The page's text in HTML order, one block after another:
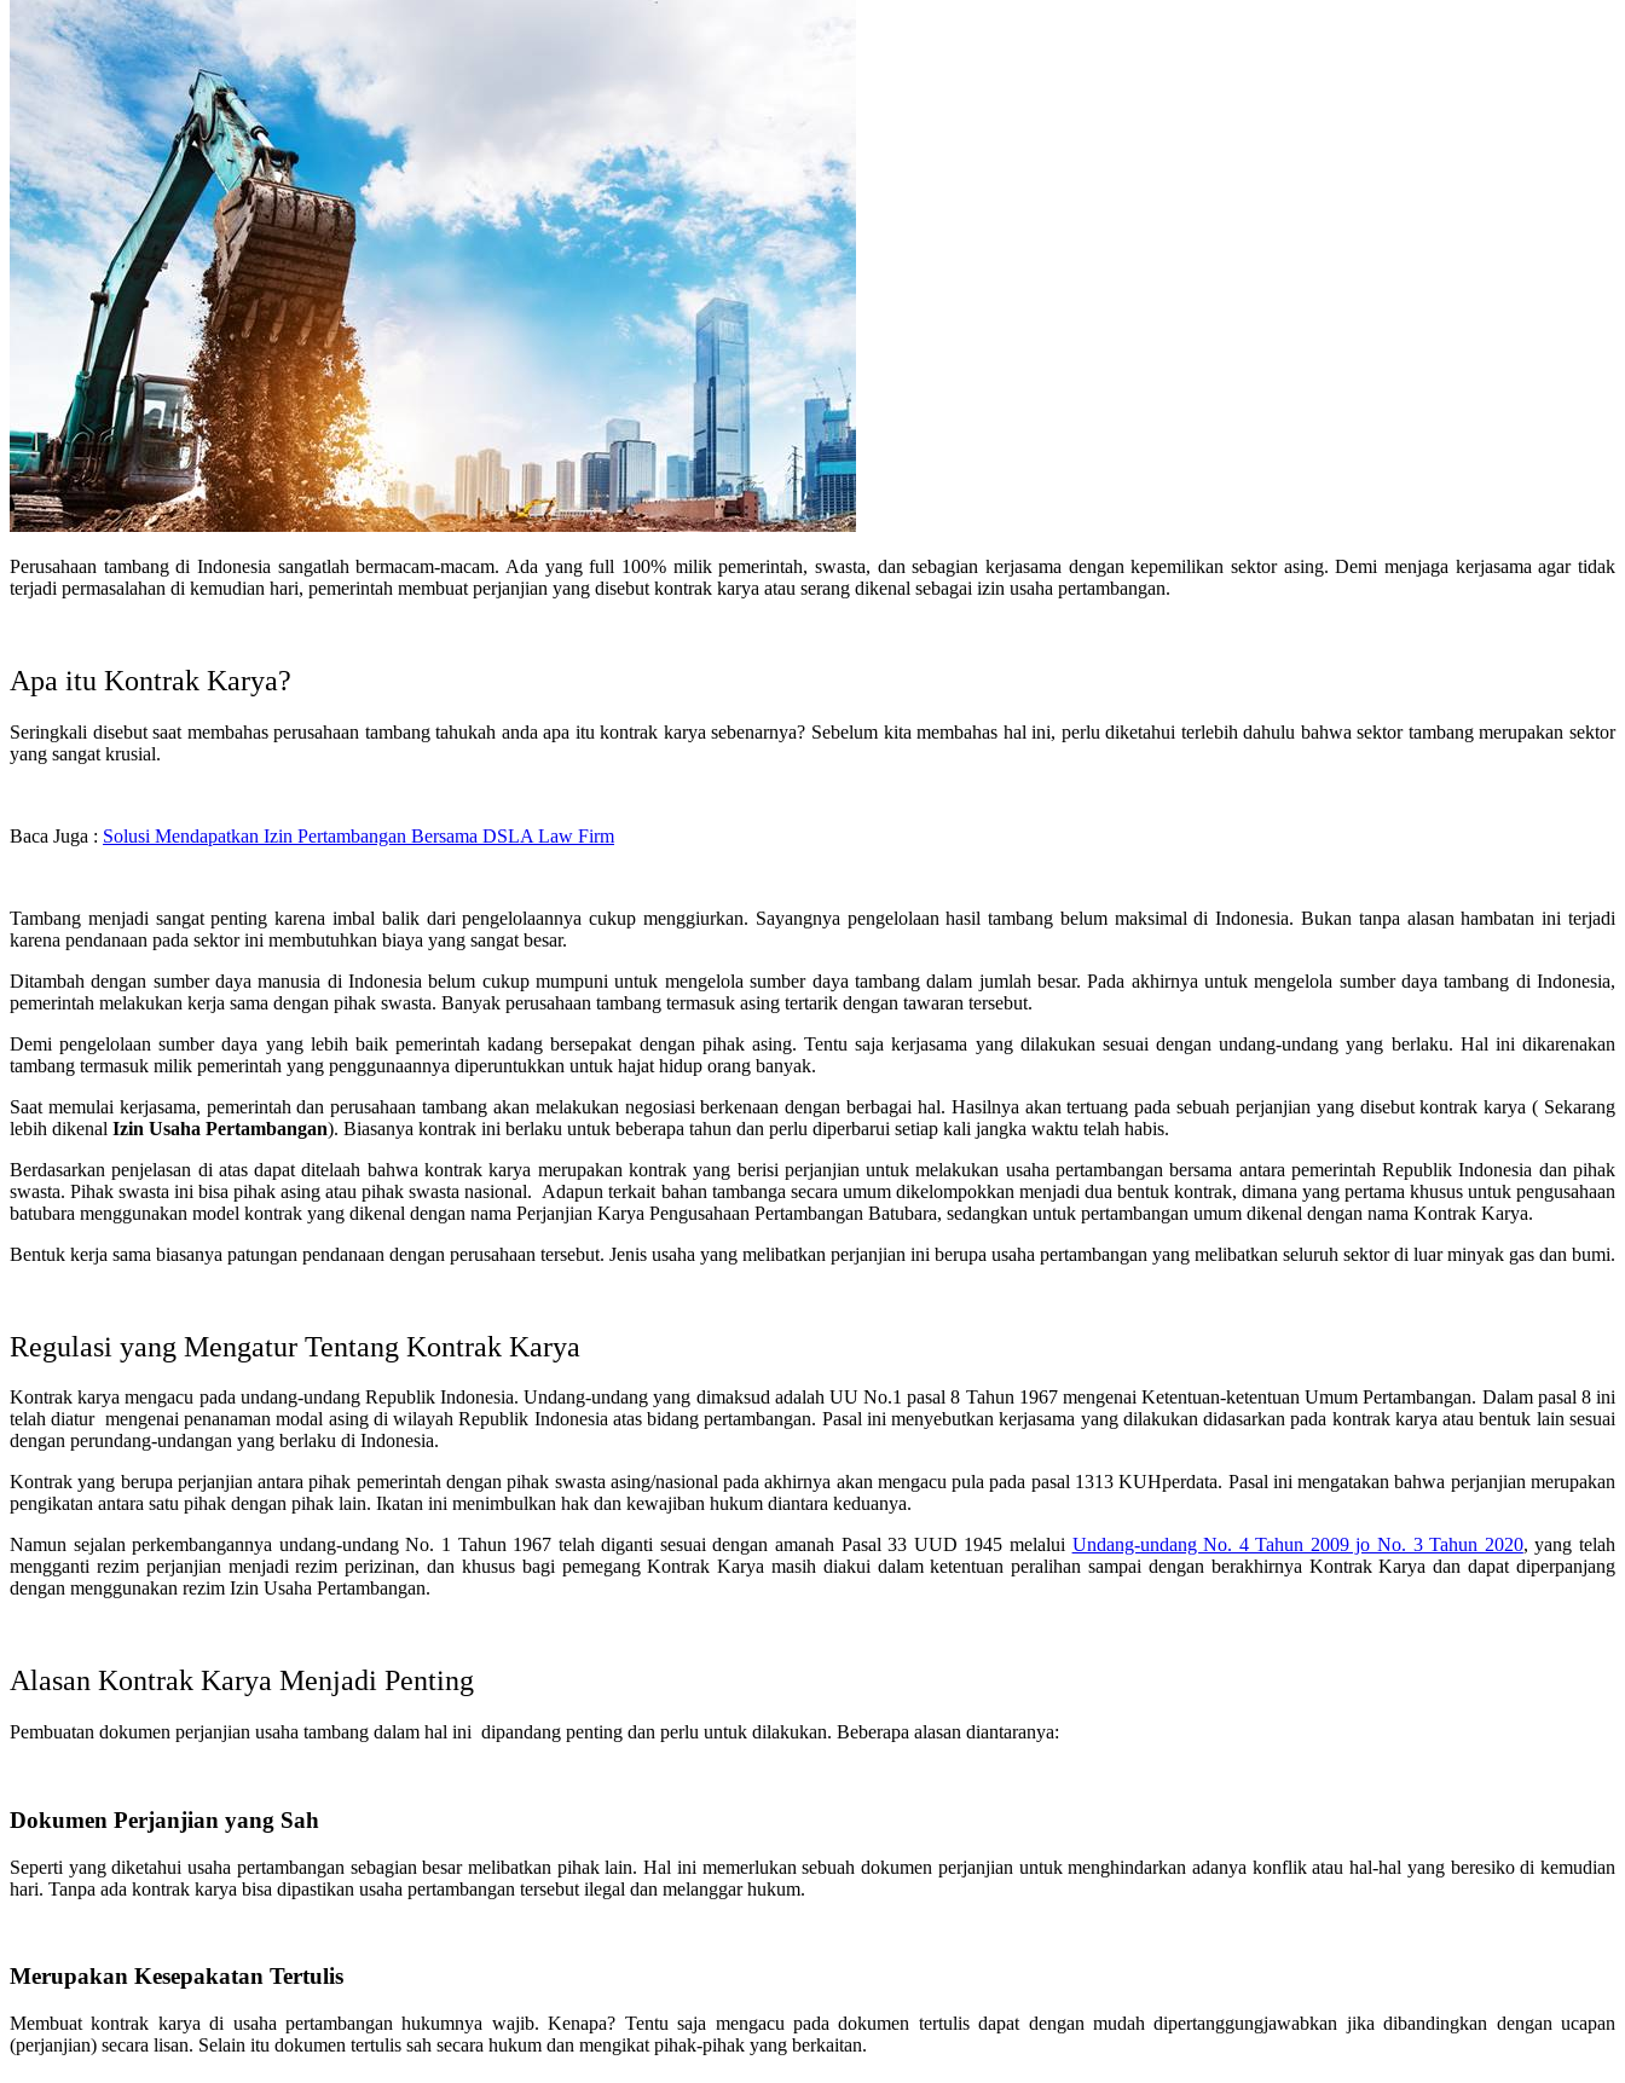
Perusahaan tambang di Indonesia sangatlah bermacam-macam. Ada yang full 100% milik pemerintah, swasta, dan sebagian kerjasama dengan kepemilikan sektor asing. Demi menjaga kerjasama agar tidak
terjadi permasalahan di kemudian hari, pemerintah membuat perjanjian yang disebut kontrak karya atau serang dikenal sebagai izin usaha pertambangan.
Apa itu Kontrak Karya?
Seringkali disebut saat membahas perusahaan tambang tahukah anda apa itu kontrak karya sebenarnya? Sebelum kita membahas hal ini, perlu diketahui terlebih dahulu bahwa sektor tambang merupakan sektor
yang sangat krusial.
Baca Juga : Solusi Mendapatkan Izin Pertambangan Bersama DSLA Law Firm
Tambang menjadi sangat penting karena imbal balik dari pengelolaannya cukup menggiurkan. Sayangnya pengelolaan hasil tambang belum maksimal di Indonesia. Bukan tanpa alasan hambatan ini terjadi
karena pendanaan pada sektor ini membutuhkan biaya yang sangat besar.
Ditambah dengan sumber daya manusia di Indonesia belum cukup mumpuni untuk mengelola sumber daya tambang dalam jumlah besar. Pada akhirnya untuk mengelola sumber daya tambang di Indonesia,
pemerintah melakukan kerja sama dengan pihak swasta. Banyak perusahaan tambang termasuk asing tertarik dengan tawaran tersebut.
Demi pengelolaan sumber daya yang lebih baik pemerintah kadang bersepakat dengan pihak asing. Tentu saja kerjasama yang dilakukan sesuai dengan undang-undang yang berlaku. Hal ini dikarenakan
tambang termasuk milik pemerintah yang penggunaannya diperuntukkan untuk hajat hidup orang banyak.
Saat memulai kerjasama, pemerintah dan perusahaan tambang akan melakukan negosiasi berkenaan dengan berbagai hal. Hasilnya akan tertuang pada sebuah perjanjian yang disebut kontrak karya ( Sekarang
lebih dikenal Izin Usaha Pertambangan). Biasanya kontrak ini berlaku untuk beberapa tahun dan perlu diperbarui setiap kali jangka waktu telah habis.
Berdasarkan penjelasan di atas dapat ditelaah bahwa kontrak karya merupakan kontrak yang berisi perjanjian untuk melakukan usaha pertambangan bersama antara pemerintah Republik Indonesia dan pihak
swasta. Pihak swasta ini bisa pihak asing atau pihak swasta nasional. Adapun terkait bahan tambanga secara umum dikelompokkan menjadi dua bentuk kontrak, dimana yang pertama khusus untuk pengusahaan
batubara menggunakan model kontrak yang dikenal dengan nama Perjanjian Karya Pengusahaan Pertambangan Batubara, sedangkan untuk pertambangan umum dikenal dengan nama Kontrak Karya.
Bentuk kerja sama biasanya patungan pendanaan dengan perusahaan tersebut. Jenis usaha yang melibatkan perjanjian ini berupa usaha pertambangan yang melibatkan seluruh sektor di luar minyak gas dan bumi.
Regulasi yang Mengatur Tentang Kontrak Karya
Kontrak karya mengacu pada undang-undang Republik Indonesia. Undang-undang yang dimaksud adalah UU No.1 pasal 8 Tahun 1967 mengenai Ketentuan-ketentuan Umum Pertambangan. Dalam pasal 8 ini
telah diatur mengenai penanaman modal asing di wilayah Republik Indonesia atas bidang pertambangan. Pasal ini menyebutkan kerjasama yang dilakukan didasarkan pada kontrak karya atau bentuk lain sesuai
dengan perundang-undangan yang berlaku di Indonesia.
Kontrak yang berupa perjanjian antara pihak pemerintah dengan pihak swasta asing/nasional pada akhirnya akan mengacu pula pada pasal 1313 KUHperdata. Pasal ini mengatakan bahwa perjanjian merupakan
pengikatan antara satu pihak dengan pihak lain. Ikatan ini menimbulkan hak dan kewajiban hukum diantara keduanya.
Namun sejalan perkembangannya undang-undang No. 1 Tahun 1967 telah diganti sesuai dengan amanah Pasal 33 UUD 1945 melalui Undang-undang No. 4 Tahun 2009 jo No. 3 Tahun 2020, yang telah
mengganti rezim perjanjian menjadi rezim perizinan, dan khusus bagi pemegang Kontrak Karya masih diakui dalam ketentuan peralihan sampai dengan berakhirnya Kontrak Karya dan dapat diperpanjang
dengan menggunakan rezim Izin Usaha Pertambangan.
Alasan Kontrak Karya Menjadi Penting
Pembuatan dokumen perjanjian usaha tambang dalam hal ini dipandang penting dan perlu untuk dilakukan. Beberapa alasan diantaranya:
Dokumen Perjanjian yang Sah
Seperti yang diketahui usaha pertambangan sebagian besar melibatkan pihak lain. Hal ini memerlukan sebuah dokumen perjanjian untuk menghindarkan adanya konflik atau hal-hal yang beresiko di kemudian
hari. Tanpa ada kontrak karya bisa dipastikan usaha pertambangan tersebut ilegal dan melanggar hukum.
Merupakan Kesepakatan Tertulis
Membuat kontrak karya di usaha pertambangan hukumnya wajib. Kenapa? Tentu saja mengacu pada dokumen tertulis dapat dengan mudah dipertanggungjawabkan jika dibandingkan dengan ucapan
(perjanjian) secara lisan. Selain itu dokumen tertulis sah secara hukum dan mengikat pihak-pihak yang berkaitan.